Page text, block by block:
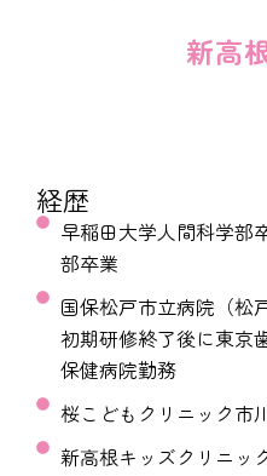
新高
経歴
早稲田大学人間科学部
部卒業
国保松戸市立病院（松
初期研修終了後に東京
保健病院勤務
桜こどもクリニック
新高根キッズクリニ